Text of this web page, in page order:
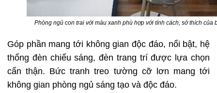
Phòng ngủ con trai với màu xanh phù hợp với tính cách, sở thích của
Góp phần mang tới không gian độc đáo, nổi bật, hệ
thống đèn chiếu sáng, đèn trang trí được lựa chọn
cẩn thận. Bức tranh treo tường cỡ lơn mang tới
không gian phòng ngủ sáng tạo và độc đáo.